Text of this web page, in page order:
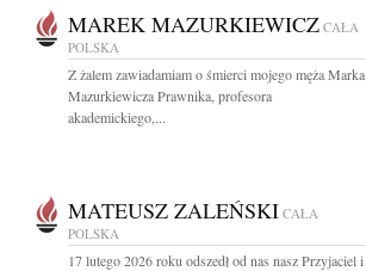
MAREK MAZURKIEWICZ CAŁA
POLSKA
Z żalem zawiadamiam o śmierci mojego męża Marka
Mazurkiewicza Prawnika, profesora
akademickiego,...
MATEUSZ ZALEŃSKI CAŁA
POLSKA
17 lutego 2026 roku odszedł od nas nasz Przyjaciel i